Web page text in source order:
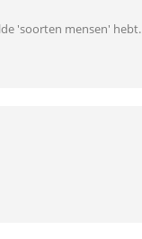
'soorten mensen' hebt.